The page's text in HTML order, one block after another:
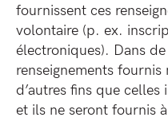
fournissent ces
volontaire (p. ex.
électroniques). Dans
renseignements fournis
d’autres fins que
et ils ne seront fournis